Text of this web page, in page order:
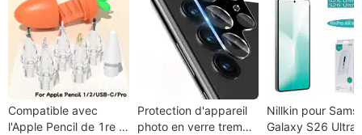
Compatible avec
l'Apple Pencil de 1re et
Protection d'appareil
photo en verre trempé
Nillkin pour
Galaxy S26